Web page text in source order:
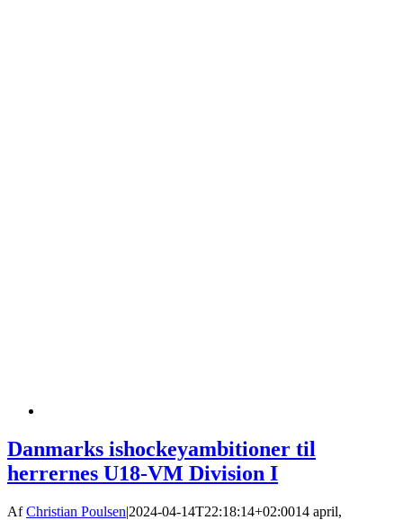
Danmarks ishockeyambitioner til
herrernes U18-VM Division I
AfChristian Poulsen|2024-04-14T22:18:14+02:0014 april,